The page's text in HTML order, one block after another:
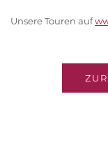
Unsere Touren auf